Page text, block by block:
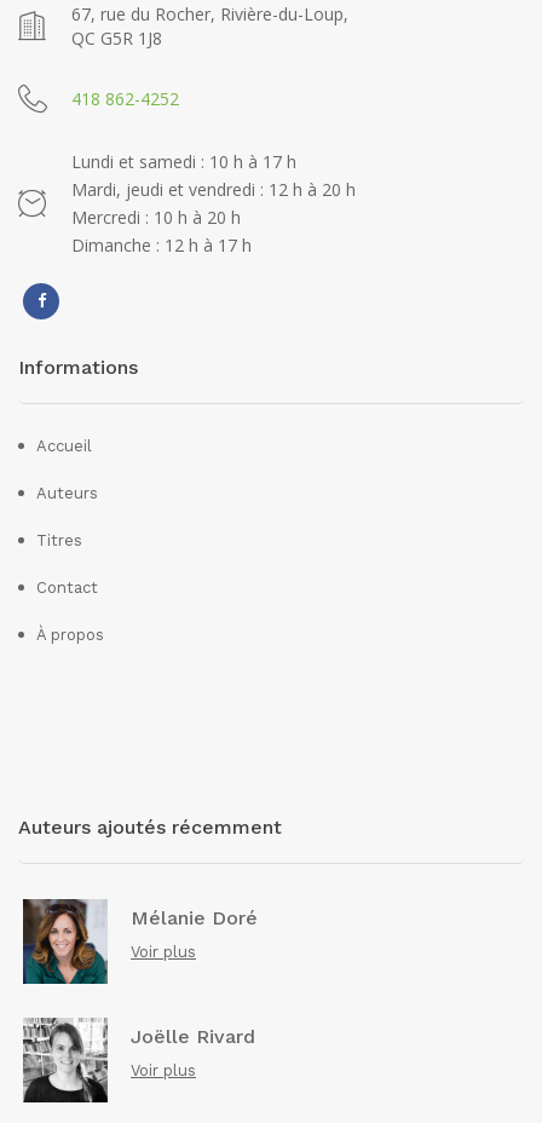
67, rue du Rocher, Rivière-du-Loup,
QC G5R 1J8
418 862-4252
Lundi et samedi : 10 h à 17 h
Mardi, jeudi et vendredi : 12 h à 20 h
Mercredi : 10 h à 20 h
Dimanche : 12 h à 17 h
Informations
Accueil
Auteurs
Titres
Contact
À propos
Auteurs ajoutés récemment
Mélanie Doré
Voir plus
Joëlle Rivard
Voir plus